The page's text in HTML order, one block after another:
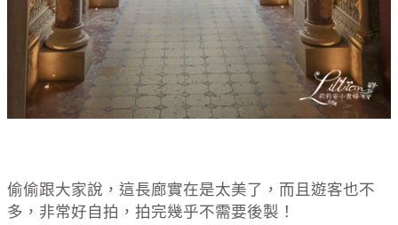
偷偷跟大家說，這長廊實在是太美了，而且遊客也不
多，非常好自拍，拍完幾乎不需要後製！